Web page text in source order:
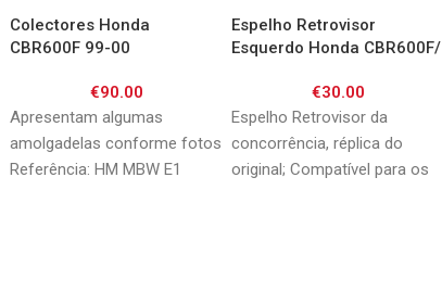
Colectores Honda
CBR600F 99-00
€90.00
Apresentam algumas
amolgadelas conforme fotos
Referência: HM MBW E1
Espelho Retrovisor
Esquerdo Honda CBR600F/
€30.00
Espelho Retrovisor da
concorrência, réplica do
original; Compatível para os